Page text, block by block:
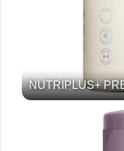
NUTRIPLUS+